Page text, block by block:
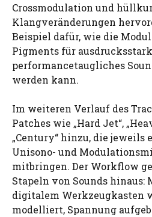
Crossmodulation und
Klangveränderungen
Beispiel dafür, wie die
Pigments für
performancetaugliches
werden kann.
Im weiteren Verlauf des
Patches wie „Hard Jet“,
„Century“ hinzu, die jeweils
Unisono- und
mitbringen. Der Workflow
Stapeln von Sounds hinaus:
digitalem Werkzeugkasten
modelliert, Spannung